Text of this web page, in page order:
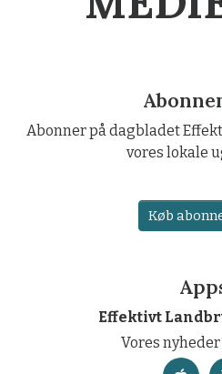
Abonner på dagbladet
vores lokale
Køb
Effektivt
Vores